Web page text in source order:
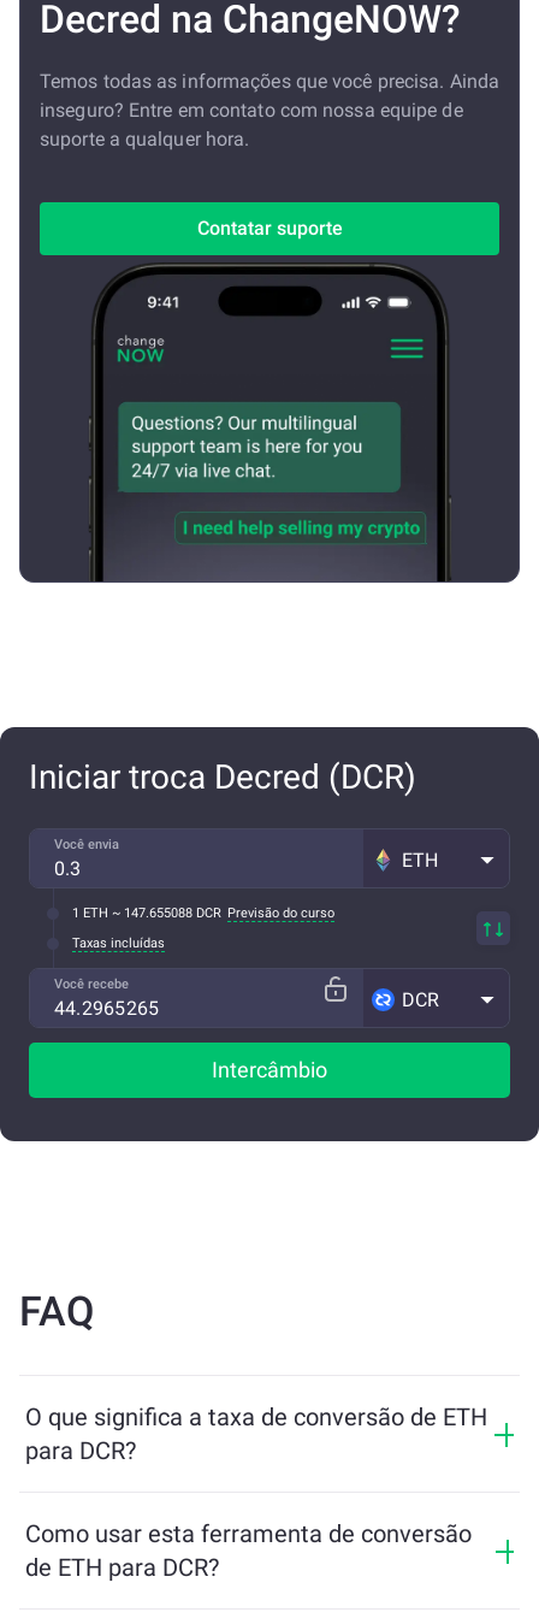
Decred na ChangeNOW?
Temos todas as informações que você precisa. Ainda
inseguro? Entre em contato com nossa equipe de
suporte a qualquer hora.
Contatar suporte
Iniciar troca Decred (DCR)
Você envia
ETH
1 ETH ~ 147.655088 DCR Previsão do curso
Taxas incluídas
Você recebe
DCR
Intercâmbio
FAQ
O que significa a taxa de conversão de ETH
para DCR?
receberá em troca de ETH. Essa taxa varia de acordo
com as condições de mercado, a oferta e a demanda, e
a liquidez.
Como usar esta ferramenta de conversão
de ETH para DCR?